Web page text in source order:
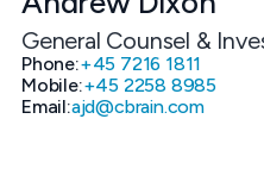
General Counsel &
Phone:+45 7216 1811
Mobile:+45 2258 8985
Email:ajd@cbrain.com